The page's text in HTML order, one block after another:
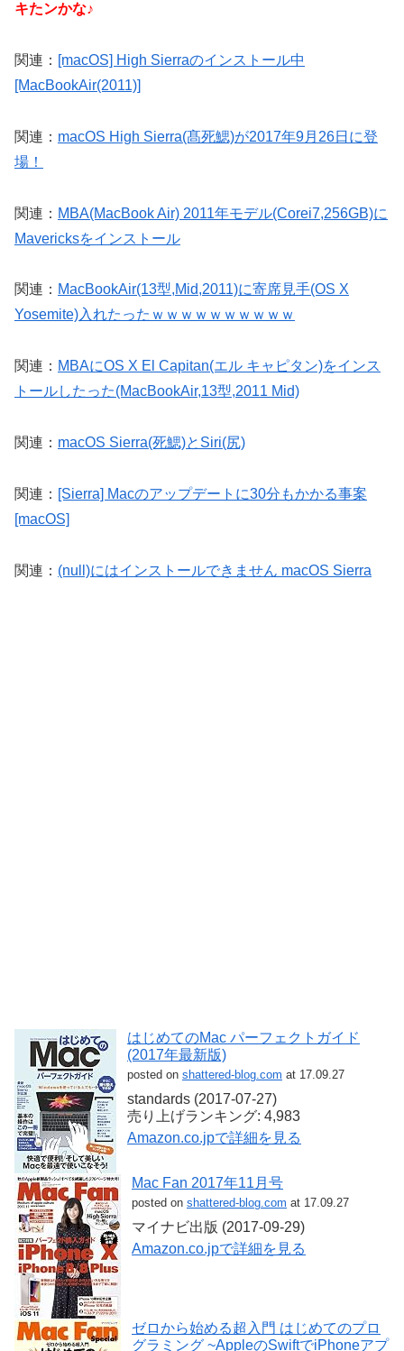
キたンかな♪
関連： [macOS] High Sierraのインストール中
[MacBookAir(2011)]
関連： macOS High Sierra(髙死鰓)が2017年9月26日に登
場！
関連： MBA(MacBook Air) 2011年モデル(Corei7,256GB)に
Mavericksをインストール
関連： MacBookAir(13型,Mid,2011)に寄席見手(OS X
Yosemite)入れたったｗｗｗｗｗｗｗｗｗｗ
関連： MBAにOS X El Capitan(エル キャピタン)をインス
トールしたった(MacBookAir,13型,2011 Mid)
関連： macOS Sierra(死鰓)とSiri(尻)
関連： [Sierra] Macのアップデートに30分もかかる事案
[macOS]
関連： (null)にはインストールできません macOS Sierra
はじめてのMac パーフェクトガイド
(2017年最新版)
posted on shattered-blog.com at 17.09.27
standards (2017-07-27)
売り上げランキング: 4,983
Amazon.co.jpで詳細を見る
Mac Fan 2017年11月号
posted on shattered-blog.com at 17.09.27
マイナビ出版 (2017-09-29)
Amazon.co.jpで詳細を見る
ゼロから始める超入門 はじめてのプロ
グラミング ~AppleのSwiftでiPhoneアプ